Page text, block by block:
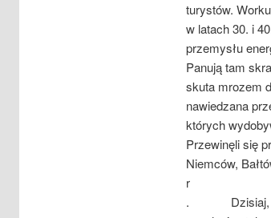
turystów.
w latach 30. i
przemysłu
Panują tam
skuta mrozem
nawiedzana
których
Przewinęli się
Niemców,
r
. Dzisiaj, po